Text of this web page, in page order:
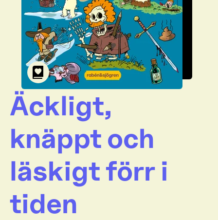
Äckligt,
knäppt och
läskigt förr i
tiden